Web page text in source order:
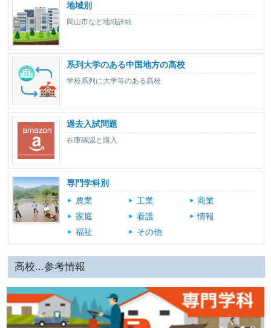
地域別
岡山市など地域詳細
系列大学のある中国地方の高校
学校系列に大学等のある高校
過去入試問題
在庫確認と購入
専門学科別
農業
工業
商業
家庭
看護
情報
福祉
その他
高校...参考情報